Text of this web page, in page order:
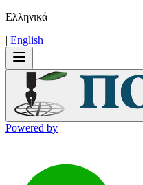
Ελληνικά
| Εnglish
Powered by